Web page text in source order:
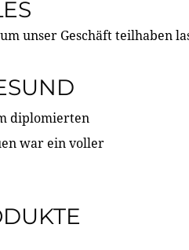
unser Geschäft teilhaben
diplomierten
war ein voller